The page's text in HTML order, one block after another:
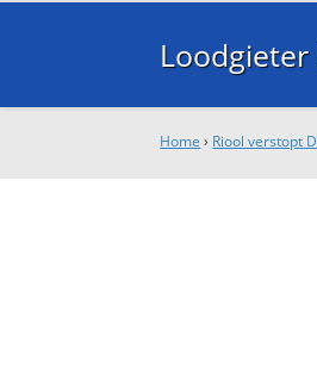
Home › Riool verstopt